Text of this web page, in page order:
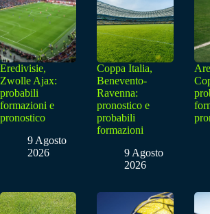
Eredivisie,
Zwolle Ajax:
probabili
formazioni e
pronostico
9 Agosto
2026
Coppa Italia,
Benevento-
Ravenna:
pronostico e
probabili
formazioni
9 Agosto
2026